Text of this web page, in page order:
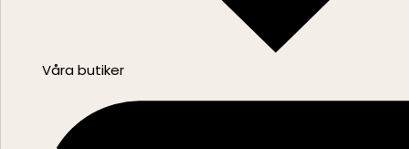
Våra butiker